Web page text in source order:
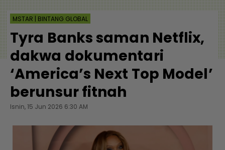
MSTAR | BINTANG GLOBAL
Tyra Banks saman Netflix,
dakwa dokumentari
‘America’s Next Top Model’
berunsur fitnah
Isnin, 15 Jun 2026 6:30 AM